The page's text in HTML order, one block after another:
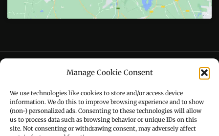
Manage Cookie Consent
We use technologies like cookies to store and/or access device
information. We do this to improve browsing experience and to show
(non-) personalized ads. Consenting to these technologies will allow
us to process data such as browsing behavior or unique IDs on this
site. Not consenting or withdrawing consent, may adversely affect
Call : +91-94172-62777
Email : udaydarpannews@gmail.com